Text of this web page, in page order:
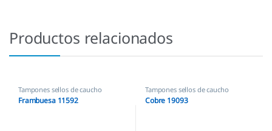
Productos relacionados
Tampones sellos de caucho
Frambuesa 11592
Tampones sellos de caucho
Cobre 19093